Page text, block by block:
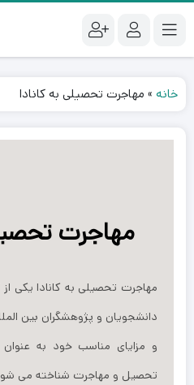
خانه » مهاجرت تحصیلی به کانادا
مهاجرت
مهاجرت تحصیلی به کانادا یکی
دانشجویان و پژوهشگران بین
و مزایای مناسب خود به عنوان
تحصیل و مهاجرت شناخته می